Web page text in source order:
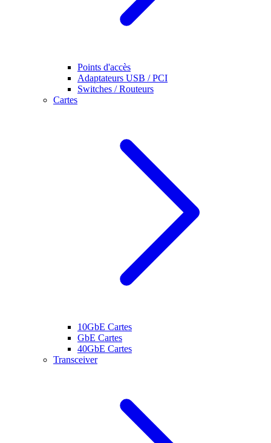
Points d'accès
Adaptateurs USB / PCI
Switches / Routeurs
Cartes
10GbE Cartes
GbE Cartes
40GbE Cartes
Transceiver